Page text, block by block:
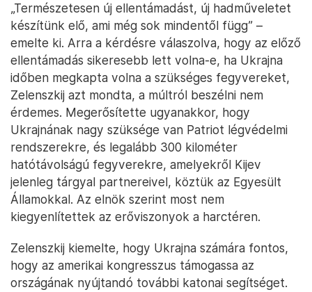
„Természetesen új ellentámadást, új hadműveletet
készítünk elő, ami még sok mindentől függ” –
emelte ki. Arra a kérdésre válaszolva, hogy az előző
ellentámadás sikeresebb lett volna-e, ha Ukrajna
időben megkapta volna a szükséges fegyvereket,
Zelenszkij azt mondta, a múltról beszélni nem
érdemes. Megerősítette ugyanakkor, hogy
Ukrajnának nagy szüksége van Patriot légvédelmi
rendszerekre, és legalább 300 kilométer
hatótávolságú fegyverekre, amelyekről Kijev
jelenleg tárgyal partnereivel, köztük az Egyesült
Államokkal. Az elnök szerint most nem
kiegyenlítettek az erőviszonyok a harctéren.
Zelenszkij kiemelte, hogy Ukrajna számára fontos,
hogy az amerikai kongresszus támogassa az
országának nyújtandó további katonai segítséget.